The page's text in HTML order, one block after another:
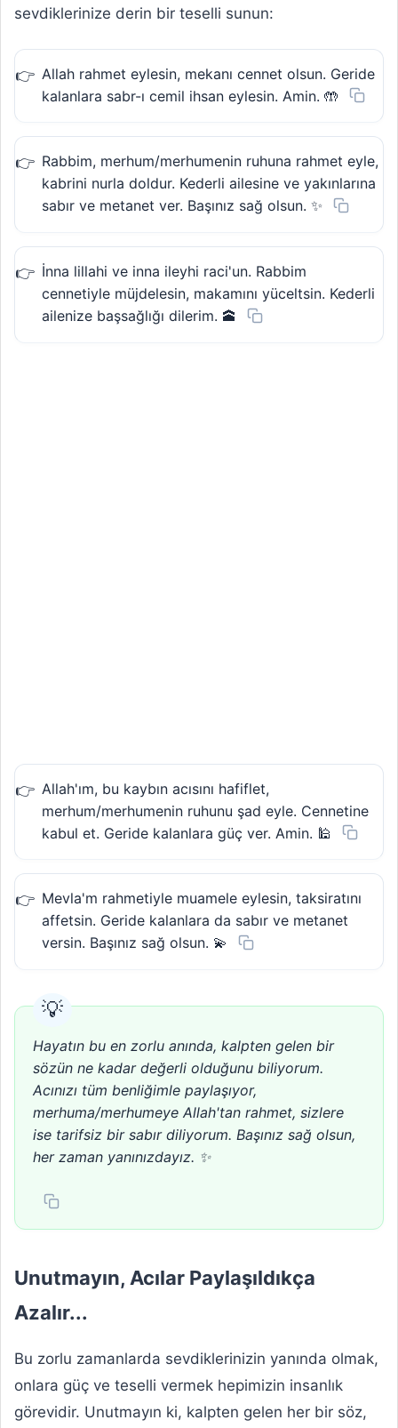
sevdiklerinize derin bir teselli sunun:
Allah rahmet eylesin, mekanı cennet olsun. Geride
kalanlara sabr-ı cemil ihsan eylesin. Amin. 🤲
Rabbim, merhum/merhumenin ruhuna rahmet eyle,
kabrini nurla doldur. Kederli ailesine ve yakınlarına
sabır ve metanet ver. Başınız sağ olsun. ✨
İnna lillahi ve inna ileyhi raci'un. Rabbim
cennetiyle müjdelesin, makamını yüceltsin. Kederli
ailenize başsağlığı dilerim. 🕋
Allah'ım, bu kaybın acısını hafiflet,
merhum/merhumenin ruhunu şad eyle. Cennetine
kabul et. Geride kalanlara güç ver. Amin. 🕌
Mevla'm rahmetiyle muamele eylesin, taksiratını
affetsin. Geride kalanlara da sabır ve metanet
versin. Başınız sağ olsun. 💫
Hayatın bu en zorlu anında, kalpten gelen bir
sözün ne kadar değerli olduğunu biliyorum.
Acınızı tüm benliğimle paylaşıyor,
merhuma/merhumeye Allah'tan rahmet, sizlere
ise tarifsiz bir sabır diliyorum. Başınız sağ olsun,
her zaman yanınızdayız. ✨
Unutmayın, Acılar Paylaşıldıkça
Azalır...
Bu zorlu zamanlarda sevdiklerinizin yanında olmak,
onlara güç ve teselli vermek hepimizin insanlık
görevidir. Unutmayın ki, kalpten gelen her bir söz,